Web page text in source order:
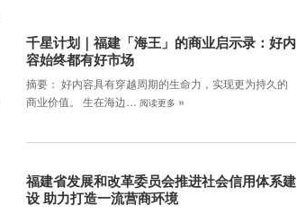
千星计划｜福建「海王」的商业启示录：好内
容始终都有好市场
摘要： 好内容具有穿越周期的生命力，实现更为持久的
商业价值。 生在海边…
阅读更多 »
福建省发展和改革委员会推进社会信用体系建
设 助力打造一流营商环境